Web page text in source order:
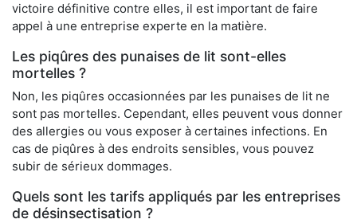
victoire définitive contre elles, il est important de faire
appel à une entreprise experte en la matière.
Les piqûres des punaises de lit sont-elles
mortelles ?
Non, les piqûres occasionnées par les punaises de lit ne
sont pas mortelles. Cependant, elles peuvent vous donner
des allergies ou vous exposer à certaines infections. En
cas de piqûres à des endroits sensibles, vous pouvez
subir de sérieux dommages.
Quels sont les tarifs appliqués par les entreprises
de désinsectisation ?